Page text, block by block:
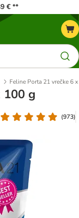
€ **
Feline Porta 21 vrečke 6
100 g
(973)